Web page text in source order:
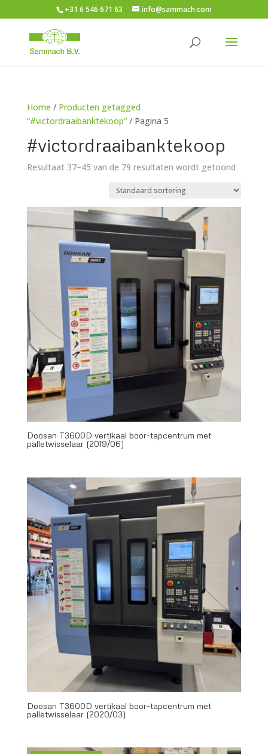
+31 6 546 671 63 info@sammach.com
Home / Producten getagged
“#victordraaibanktekoop”/ Pagina 5
#victordraaibanktekoop
Resultaat 37–45 van de 79 resultaten wordt getoond
Doosan T3600D vertikaal boor-tapcentrum met
palletwisselaar (2019/06)
Doosan T3600D vertikaal boor-tapcentrum met
palletwisselaar (2020/03)